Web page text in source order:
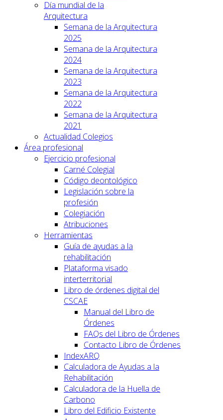
Día mundial de la
Arquitectura
Semana de la Arquitectura
2025
Semana de la Arquitectura
2024
Semana de la Arquitectura
2023
Semana de la Arquitectura
2022
Semana de la Arquitectura
2021
Actualidad Colegios
Área profesional
Ejercicio profesional
Carné Colegial
Código deontológico
Legislación sobre la
profesión
Colegiación
Atribuciones
Herramientas
Guía de ayudas a la
rehabilitación
Plataforma visado
interterritorial
Libro de órdenes digital del
CSCAE
Manual del Libro de
Órdenes
FAQs del Libro de Órdenes
Contacto Libro de Órdenes
IndexARQ
Calculadora de Ayudas a la
Rehabilitación
Calculadora de la Huella de
Carbono
Libro del Edificio Existente